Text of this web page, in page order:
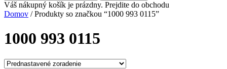
Váš nákupný košík je prázdny. Prejdite do obchodu
Domov / Produkty so značkou “1000 993 0115”
1000 993 0115